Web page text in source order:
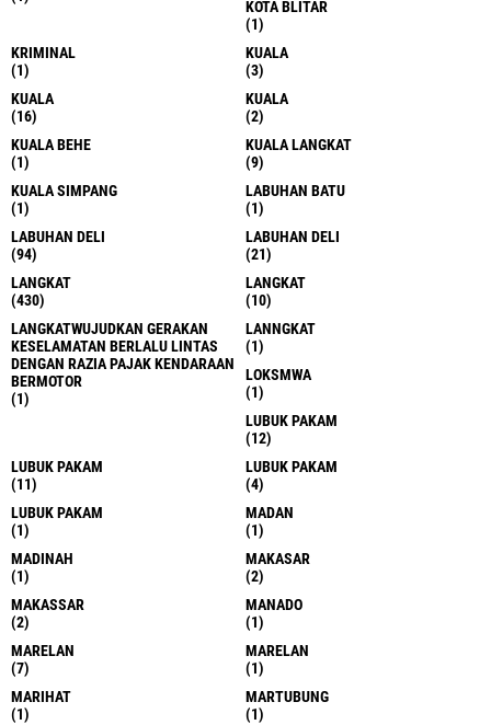
KOTA BLITAR
(1)
KRIMINAL
(1)
KUALA
(3)
KUALA
(16)
KUALA
(2)
KUALA BEHE
(1)
KUALA LANGKAT
(9)
KUALA SIMPANG
(1)
LABUHAN BATU
(1)
LABUHAN DELI
(94)
LABUHAN DELI
(21)
LANGKAT
(430)
LANGKAT
(10)
LANGKATWUJUDKAN GERAKAN
KESELAMATAN BERLALU LINTAS
DENGAN RAZIA PAJAK KENDARAAN
BERMOTOR
(1)
LANNGKAT
(1)
LOKSMWA
(1)
LUBUK PAKAM
(12)
LUBUK PAKAM
(11)
LUBUK PAKAM
(4)
LUBUK PAKAM
(1)
MADAN
(1)
MADINAH
(1)
MAKASAR
(2)
MAKASSAR
(2)
MANADO
(1)
MARELAN
(7)
MARELAN
(1)
MARIHAT
(1)
MARTUBUNG
(1)